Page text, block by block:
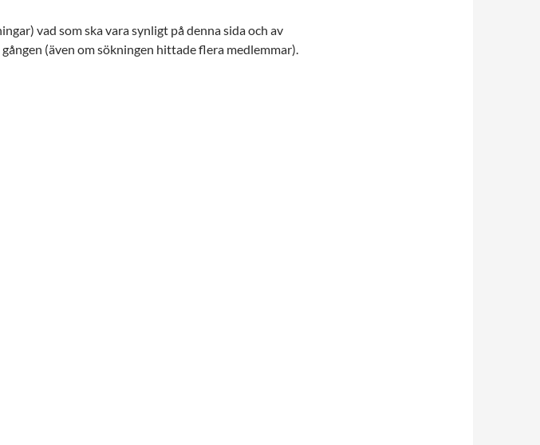
vad som ska vara synligt på denna sida och av
(även om sökningen hittade flera medlemmar).